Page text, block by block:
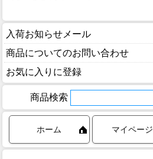
入荷お知らせメール
商品についてのお問い合わせ
お気に入りに登録
商品検索
ホーム マイページ